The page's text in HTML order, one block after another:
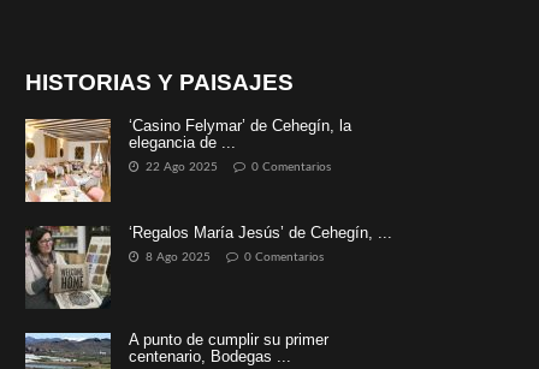
HISTORIAS Y PAISAJES
‘Casino Felymar’ de Cehegín, la
elegancia de ...
22 Ago 2025 0 Comentarios
‘Regalos María Jesús’ de Cehegín, ...
8 Ago 2025 0 Comentarios
A punto de cumplir su primer
centenario, Bodegas ...